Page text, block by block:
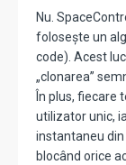
Nu.
folosește un
code). Acest
„clonarea”
În plus, fiecare
utilizator unic,
instantaneu
blocând orice